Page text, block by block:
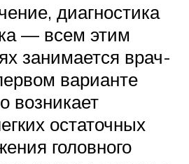
диагностика
— всем этим
занимается врач-
варианте
возникает
остаточных
головного